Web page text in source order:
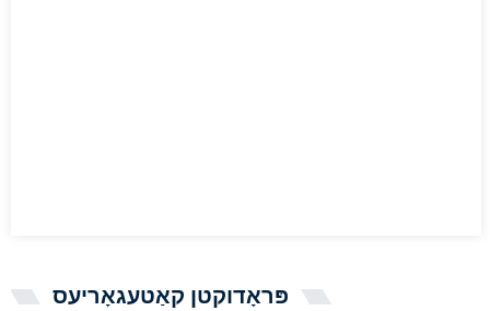
פּראָדוקטן קאַטעגאָריעס